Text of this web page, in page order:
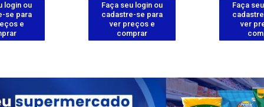
login ou
se para
e
Faça seu login ou
cadastre-se para
ver preços e
comprar
Faça
ver